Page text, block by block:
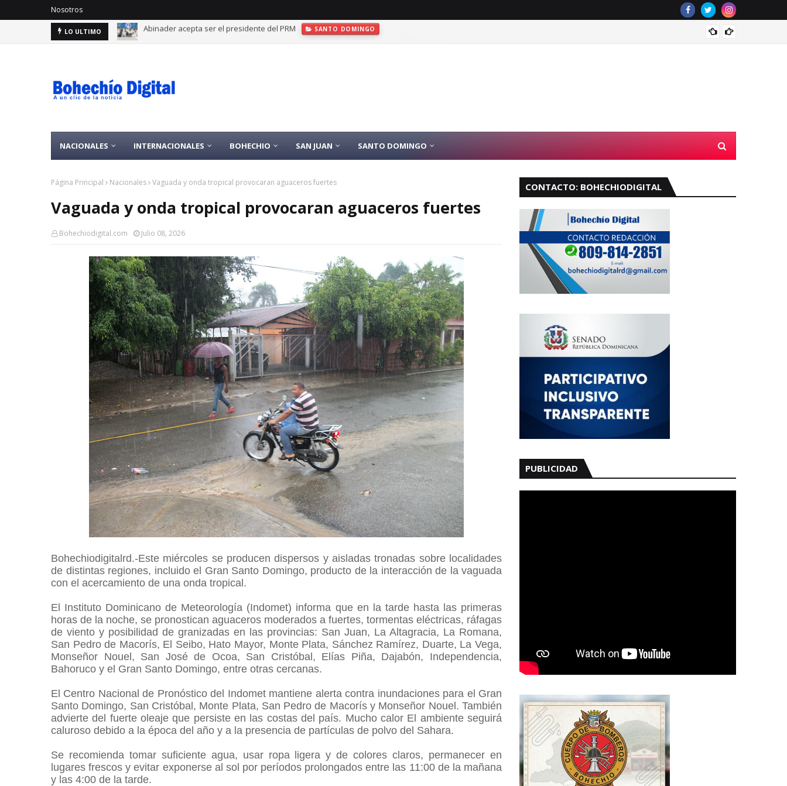
Nosotros
LO ULTIMO Por lo alto: RD alcanza 30 medallas de oro en JCC Santo Domingo 2026
NACIONALES INTERNACIONALES BOHECHIO SAN JUAN SANTO DOMINGO
Página Principal Nacionales Vaguada y onda tropical provocaran aguaceros fuertes
Vaguada y onda tropical provocaran aguaceros fuertes
Bohechiodigital.com Julio 08, 2026
Bohechiodigitalrd.-Este miércoles se producen dispersos y aisladas tronadas sobre localidades
de distintas regiones, incluido el Gran Santo Domingo, producto de la interacción de la vaguada
con el acercamiento de una onda tropical.
El Instituto Dominicano de Meteorología (Indomet) informa que en la tarde hasta las primeras
horas de la noche, se pronostican aguaceros moderados a fuertes, tormentas eléctricas, ráfagas
de viento y posibilidad de granizadas en las provincias: San Juan, La Altagracia, La Romana,
San Pedro de Macorís, El Seibo, Hato Mayor, Monte Plata, Sánchez Ramírez, Duarte, La Vega,
Monseñor Nouel, San José de Ocoa, San Cristóbal, Elías Piña, Dajabón, Independencia,
Bahoruco y el Gran Santo Domingo, entre otras cercanas.
El Centro Nacional de Pronóstico del Indomet mantiene alerta contra inundaciones para el Gran
Santo Domingo, San Cristóbal, Monte Plata, San Pedro de Macorís y Monseñor Nouel. También
advierte del fuerte oleaje que persiste en las costas del país. Mucho calor El ambiente seguirá
caluroso debido a la época del año y a la presencia de partículas de polvo del Sahara.
Se recomienda tomar suficiente agua, usar ropa ligera y de colores claros, permanecer en
lugares frescos y evitar exponerse al sol por períodos prolongados entre las 11:00 de la mañana
y las 4:00 de la tarde.
CONTACTO: BOHECHIODIGITAL
PUBLICIDAD